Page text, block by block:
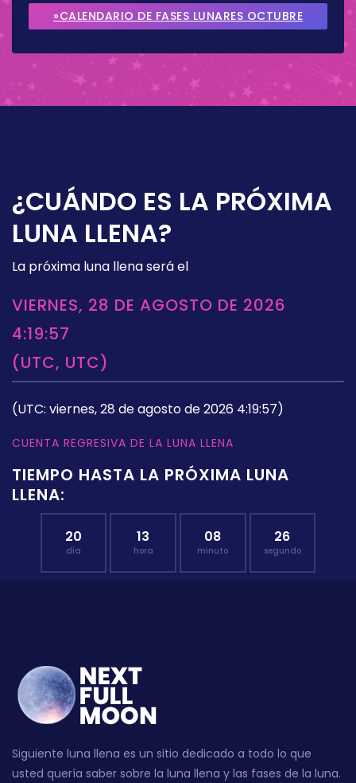
SEPTIEMBRE 2026
»CALENDARIO DE FASES LUNARES OCTUBRE
¿CUÁNDO ES LA PRÓXIMA
LUNA LLENA?
La próxima luna llena será el
VIERNES, 28 DE AGOSTO DE 2026
4:19:57
(UTC, UTC)
(UTC: viernes, 28 de agosto de 2026 4:19:57)
CUENTA REGRESIVA DE LA LUNA LLENA
TIEMPO HASTA LA PRÓXIMA LUNA
LLENA:
20
día
13
hora
08
minuto
25
segundo
Siguiente luna llena es un sitio dedicado a todo lo que
usted quería saber sobre la luna llena y las fases de la luna.